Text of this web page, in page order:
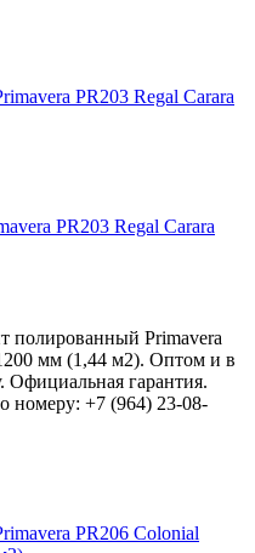
PR203 Regal Carara
полированный Primavera
мм (1,44 м2). Оптом и в
Официальная гарантия.
номеру: +7 (964) 23-08-